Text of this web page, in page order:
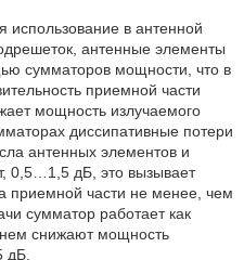
использование в антенной
антенные элементы
сумматоров мощности, что в
приемной части
мощность излучаемого
диссипативные потери
антенных элементов и
0,5…1,5 дБ, это вызывает
приемной части не менее, чем
сумматор работает как
снижают мощность
дБ.